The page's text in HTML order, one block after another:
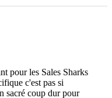
pour les Sales Sharks
c'est pas si
sacré coup dur pour